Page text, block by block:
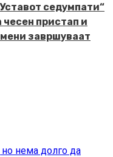
седумпати“
пристап и
завршуваат
нема долго да